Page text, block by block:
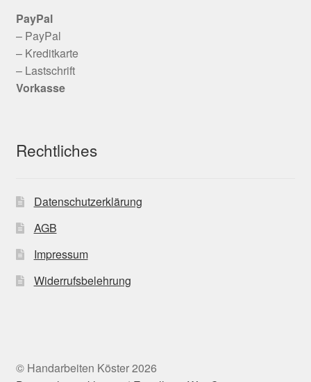
PayPal
– PayPal
– Kreditkarte
– Lastschrift
Vorkasse
Rechtliches
Datenschutzerklärung
AGB
Impressum
Widerrufsbelehrung
© Handarbeiten Köster 2026